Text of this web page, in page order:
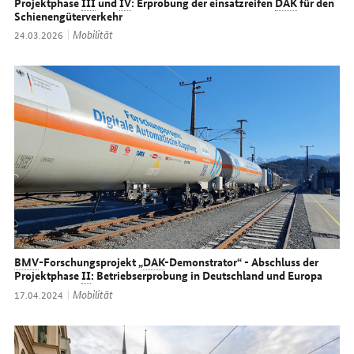
Schienengüterverkehr
Datum:
24.03.2026 Thema:
Mobilität
BMV-Forschungsprojekt „DAK-Demonstrator“ - Abschluss der
ProjektphaseII: Betriebserprobung in Deutschland und Europa
Datum:
17.04.2024 Thema:
Mobilität